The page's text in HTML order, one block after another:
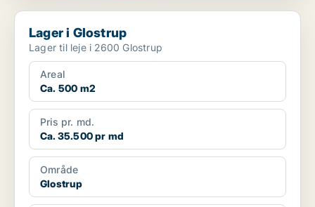
Lager i Glostrup
Lager i Glostrup
Lager til leje i 2600 Glostrup
Areal
Ca. 500 m2
Pris pr. md.
Ca. 35.500 pr md
Område
Glostrup